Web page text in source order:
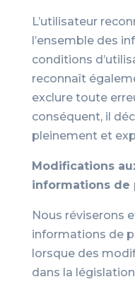
L’utilisateur
l’ensemble des
conditions
reconnaît
exclure toute
conséquent, il
pleinement et
Modifications
informations de
Nous réviserons
informations de
lorsque des
dans la